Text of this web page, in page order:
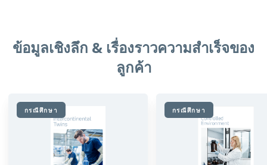
ข้อมูลเชิงลึก & เรื่องราวความสำเร็จของ
ลูกค้า
กรณีศึกษา กรณีศึกษา